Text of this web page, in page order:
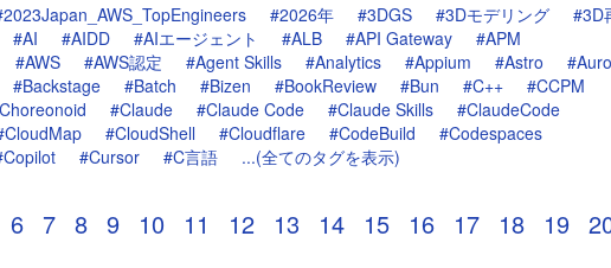
#2026年 #3DGS #3Dモデリング
#3D
#AI #AIDD #AIエージェント #ALB #API Gateway
#APM
#AWS #AWS認定 #Agent Skills #Analytics #Appium #Astro
#Backstage #Batch #Bizen #BookReview #Bun #C++
#CCPM
#Claude #Claude Code #Claude Skills
#ClaudeCode
#CloudShell #Cloudflare #CodeBuild
#Codespaces
#Cursor #C言語 ...(全てのタグを表示)
6 7 8 9 10 11 12 13 14 15 16 17 18 19